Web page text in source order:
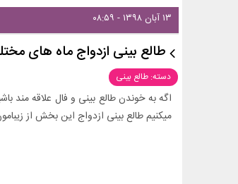
۱۳ آبان ۱۳۹۸ - ۰۸:۵۹
طالع بینی ازدواج ماه های
دسته: طالع بینی
اگه به خوندن طالع بینی و فال علاقه مند
میکنیم طالع بینی ازدواج این بخش از